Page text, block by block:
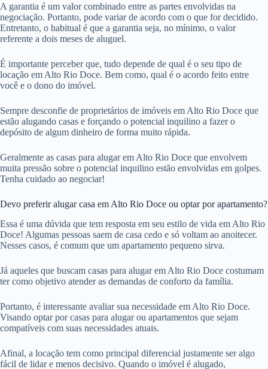
A garantia é um valor combinado entre as partes envolvidas na
negociação. Portanto, pode variar de acordo com o que for decidido.
Entretanto, o habitual é que a garantia seja, no mínimo, o valor
referente a dois meses de aluguel.
É importante perceber que, tudo depende de qual é o seu tipo de
locação em Alto Rio Doce. Bem como, qual é o acordo feito entre
você e o dono do imóvel.
Sempre desconfie de proprietários de imóveis em Alto Rio Doce que
estão alugando casas e forçando o potencial inquilino a fazer o
depósito de algum dinheiro de forma muito rápida.
Geralmente as casas para alugar em Alto Rio Doce que envolvem
muita pressão sobre o potencial inquilino estão envolvidas em golpes.
Tenha cuidado ao negociar!
Devo preferir alugar casa em Alto Rio Doce ou optar por apartamento?
Essa é uma dúvida que tem resposta em seu estilo de vida em Alto Rio
Doce! Algumas pessoas saem de casa cedo e só voltam ao anoitecer.
Nesses casos, é comum que um apartamento pequeno sirva.
Já aqueles que buscam casas para alugar em Alto Rio Doce costumam
ter como objetivo atender as demandas de conforto da família.
Portanto, é interessante avaliar sua necessidade em Alto Rio Doce.
Visando optar por casas para alugar ou apartamentos que sejam
compatíveis com suas necessidades atuais.
Afinal, a locação tem como principal diferencial justamente ser algo
fácil de lidar e menos decisivo. Quando o imóvel é alugado,